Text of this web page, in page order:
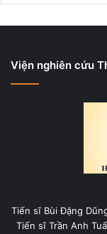
Viện nghiên cứu
Tiến sĩ Bùi Đặng
Tiến sĩ Trần Anh